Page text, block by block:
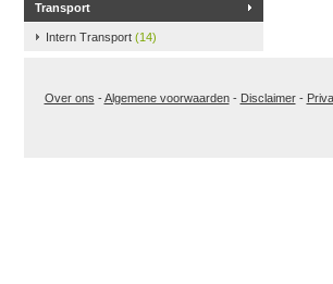
Transport
Intern Transport (14)
Over ons -Algemene voorwaarden- Disclaimer-